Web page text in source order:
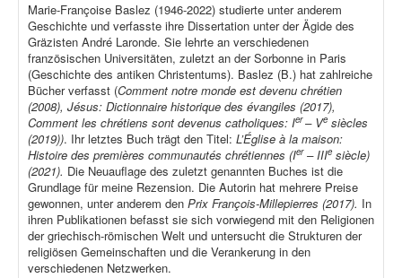
Marie-Françoise Baslez (1946-2022) studierte unter anderem
Geschichte und verfasste ihre Dissertation unter der Ägide des
Gräzisten André Laronde. Sie lehrte an verschiedenen
französischen Universitäten, zuletzt an der Sorbonne in Paris
(Geschichte des antiken Christentums). Baslez (B.) hat zahlreiche
Bücher verfasst (Comment notre monde est devenu chrétien
(2008), Jésus: Dictionnaire historique des évangiles (2017),
Comment les chrétiens sont devenus catholiques: Ier– Ve siècles
(2019)). Ihr letztes Buch trägt den Titel: L’Église à la maison:
Histoire des premières communautés chrétiennes (Ier– IIIe siècle)
(2021). Die Neuauflage des zuletzt genannten Buches ist die
Grundlage für meine Rezension. Die Autorin hat mehrere Preise
gewonnen, unter anderem den Prix François-Millepierres (2017). In
ihren Publikationen befasst sie sich vorwiegend mit den Religionen
der griechisch-römischen Welt und untersucht die Strukturen der
religiösen Gemeinschaften und die Verankerung in den
verschiedenen Netzwerken.